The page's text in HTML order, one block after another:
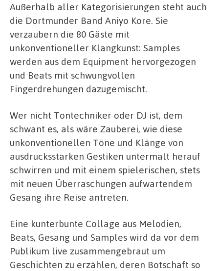
Außerhalb aller Kategorisierungen steht auch
die Dortmunder Band Aniyo Kore. Sie
verzaubern die 80 Gäste mit
unkonventioneller Klangkunst: Samples
werden aus dem Equipment hervorgezogen
und Beats mit schwungvollen
Fingerdrehungen dazugemischt.
Wer nicht Tontechniker oder DJ ist, dem
schwant es, als wäre Zauberei, wie diese
unkonventionellen Töne und Klänge von
ausdrucksstarken Gestiken untermalt herauf
schwirren und mit einem spielerischen, stets
mit neuen Überraschungen aufwartendem
Gesang ihre Reise antreten.
Eine kunterbunte Collage aus Melodien,
Beats, Gesang und Samples wird da vor dem
Publikum live zusammengebraut um
Geschichten zu erzählen, deren Botschaft so